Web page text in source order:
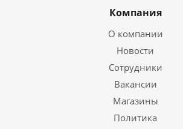
Компания
О компании
Новости
Сотрудники
Вакансии
Магазины
Политика